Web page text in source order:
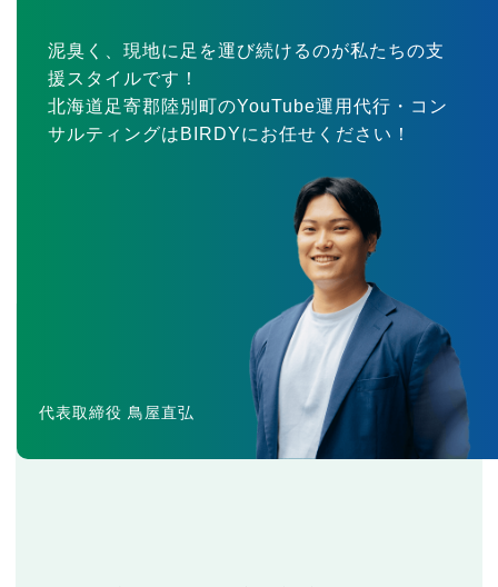
泥臭く、現地に足を運び続けるのが私たちの支
援スタイルです！
北海道足寄郡陸別町のYouTube運用代行・コン
サルティングはBIRDYにお任せください！
代表取締役 鳥屋直弘